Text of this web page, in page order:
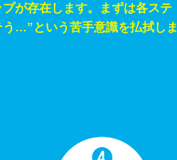
が存在します。まずは各ステ
…”という苦手意識を払拭しま